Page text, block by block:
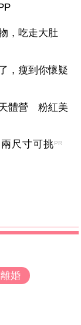
，吃走大肚
，瘦到你懷疑
體營 粉紅美
尺寸可挑PR
離婚